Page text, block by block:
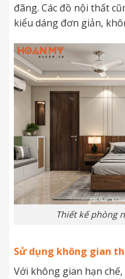
đãng. Các đồ nội thất
kiểu dáng đơn giản,
Thiết kế phòng
Sử dụng không gian
Với không gian hạn